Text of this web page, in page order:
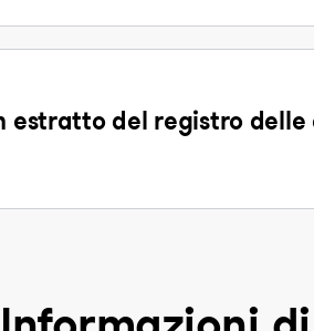
estratto del registro delle